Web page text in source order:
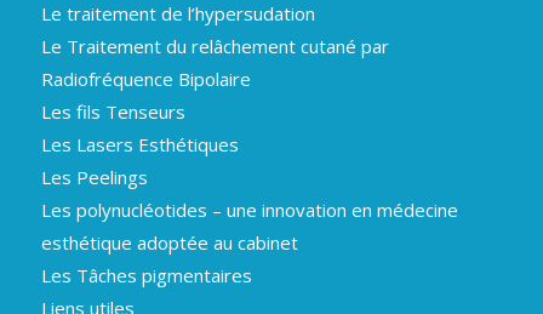
Le traitement de l’hypersudation
Le Traitement du relâchement cutané par
Radiofréquence Bipolaire
Les fils Tenseurs
Les Lasers Esthétiques
Les Peelings
Les polynucléotides – une innovation en médecine
esthétique adoptée au cabinet
Les Tâches pigmentaires
Liens utiles